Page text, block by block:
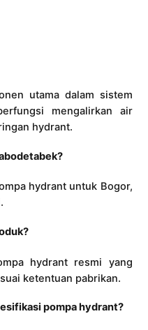
utama dalam sistem
mengalirkan air
hydrant.
hydrant untuk Bogor,
hydrant resmi yang
ketentuan pabrikan.
pompa hydrant?